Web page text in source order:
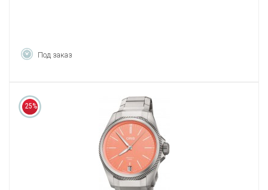
Под заказ
25%